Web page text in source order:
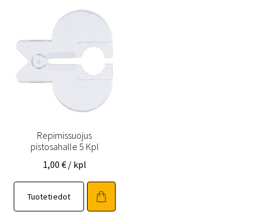
Repimissuojus
pistosahalle 5 Kpl
1,00 € / kpl
Tuotetiedot